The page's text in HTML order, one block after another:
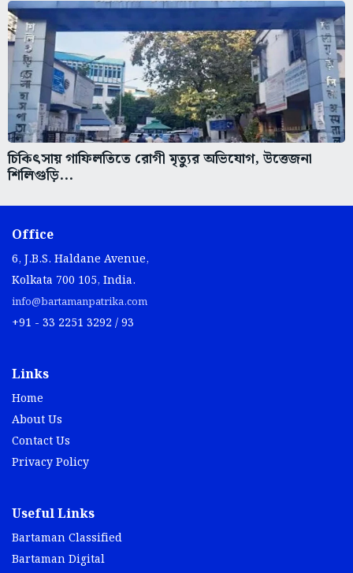
চিকিৎসায় গাফিলতিতে রোগী মৃত্যুর অভিযোগ, উত্তেজনা
শিলিগুড়ি...
Office
6, J.B.S. Haldane Avenue,
Kolkata 700 105, India.
info@bartamanpatrika.com
+91 - 33 2251 3292 / 93
Links
Home
About Us
Contact Us
Privacy Policy
Useful Links
Bartaman Classified
Bartaman Digital